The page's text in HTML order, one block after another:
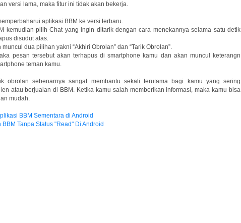
versi lama, maka fitur ini tidak akan bekerja.
aplikasi BBM ke versi terbaru.
kemudian pilih Chat yang ingin ditarik dengan cara menekannya selama satu detik
disudut atas.
dua pilihan yakni “Akhiri Obrolan” dan “Tarik Obrolan”.
pesan tersebut akan terhapus di smartphone kamu dan akan muncul keterangn
teman kamu.
obrolan sebenarnya sangat membantu sekali terutama bagi kamu yang sering
atau berjualan di BBM. Ketika kamu salah memberikan informasi, maka kamu bisa
mudah.
BBM Sementara di Android
Tanpa Status "Read" Di Android